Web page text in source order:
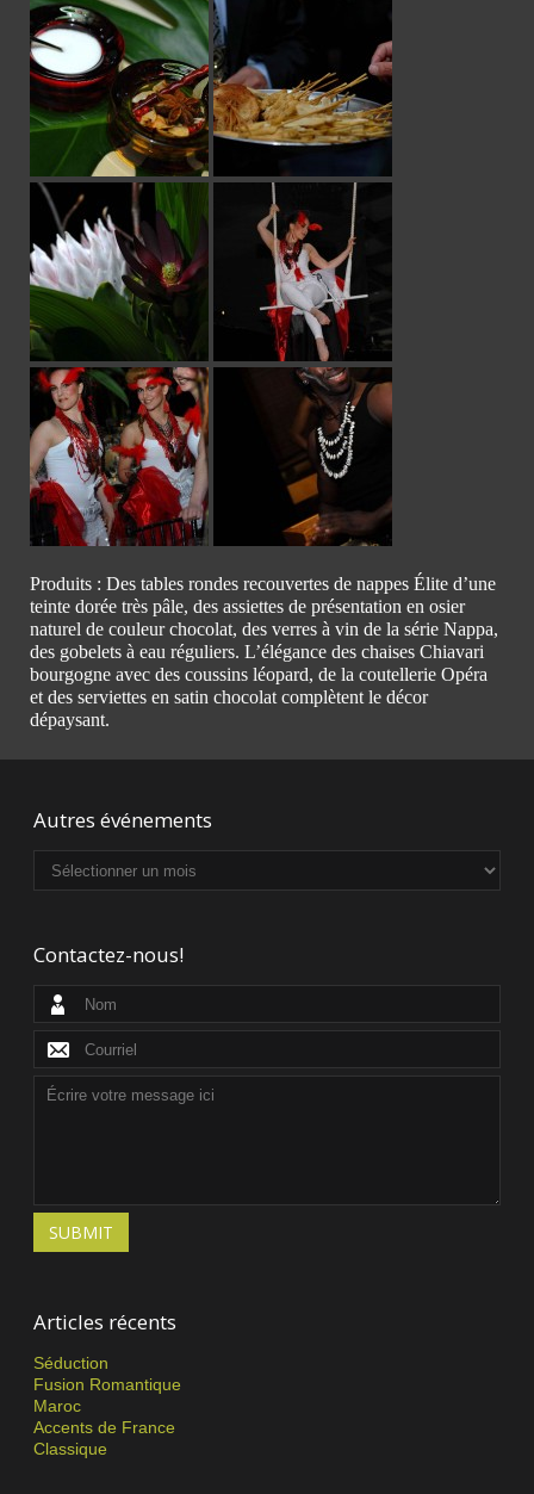
Produits : Des tables rondes recouvertes de nappes Élite d’une
teinte dorée très pâle, des assiettes de présentation en osier
naturel de couleur chocolat, des verres à vin de la série Nappa,
des gobelets à eau réguliers. L’élégance des chaises Chiavari
bourgogne avec des coussins léopard, de la coutellerie Opéra
et des serviettes en satin chocolat complètent le décor
dépaysant.
Autres événements
Contactez-nous!
SUBMIT
Articles récents
Séduction
Fusion Romantique
Maroc
Accents de France
Classique